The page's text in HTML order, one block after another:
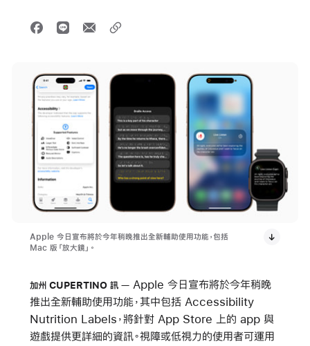
Apple 今日宣布將於今年稍晚推出全新輔助使用功能，包括
Mac 版「放大鏡」。
加州 CUPERTINO 訊
Apple 今日宣布將於今年稍晚
推出全新輔助使用功能，其中包括 Accessibility
Nutrition Labels，將針對 App Store 上的 app 與
遊戲提供更詳細的資訊。視障或低視力的使用者可運用